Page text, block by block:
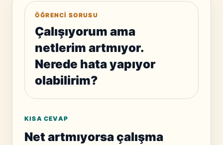
ÖĞRENCI SORUSU
Çalışıyorum ama
netlerim artmıyor.
Nerede hata yapıyor
olabilirim?
KISA CEVAP
Net artmıyorsa çalışma